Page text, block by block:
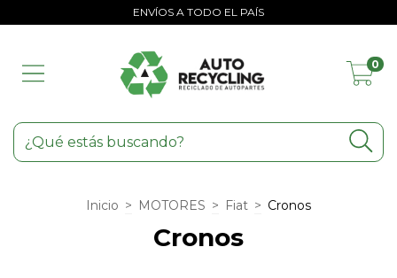
ENVÍOS A TODO EL PAÍS
0
Inicio > MOTORES > Fiat > Cronos
Cronos